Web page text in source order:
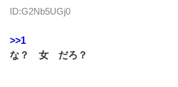
ID:G2Nb5UGj0
>>1
な？ 女 だろ？